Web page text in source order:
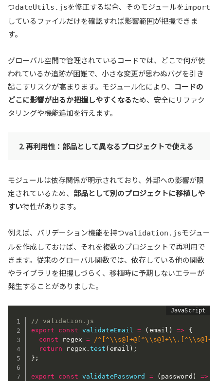
つdateUtils.jsを修正する場合、そのモジュールをimport
しているファイルだけを確認すれば影響範囲が把握できま
す。
グローバル空間で管理されているコードでは、どこで何が使
われているか追跡が困難で、小さな変更が思わぬバグを引き
起こすリスクが高まります。モジュール化により、 コードの
どこに影響が出るか把握しやすくなるため、安全にリファク
タリングや機能追加を行えます。
2. 再利用性：部品として異なるプロジェクトで使える
モジュールは依存関係が明示されており、外部への影響が限
定されているため、 部品として別のプロジェクトに移植しや
すい特性があります。
例えば、バリデーション機能を持つvalidation.jsモジュー
ルを作成しておけば、それを複数のプロジェクトで再利用で
きます。従来のグローバル関数では、依存している他の関数
やライブラリを把握しづらく、移植時に予期しないエラーが
発生することがありました。
// validation.js
export
const validateEmail = ( email ) =>
{
const regex = /
return regex .test ( email ) ;
} ;
export const validatePassword = ( password ) =>